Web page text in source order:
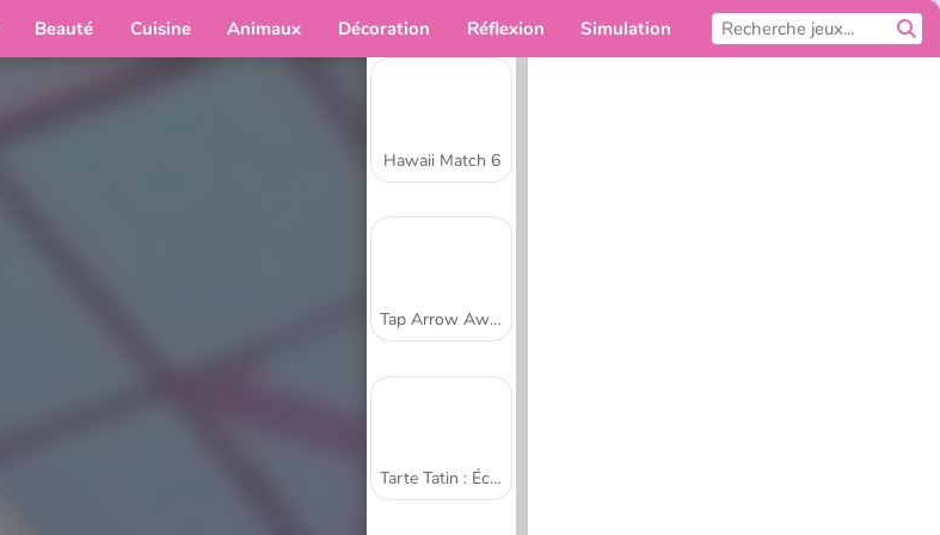
Beauté Cuisine Animaux Décoration Réflexion Simulation
Hawaii Match 6
Tap Arrow Away
Tarte Tatin : École de cuisine de Sara